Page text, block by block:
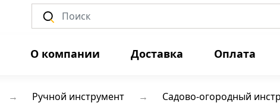
О компании Доставка Оплата
Ручной инструмент Садово-огородный